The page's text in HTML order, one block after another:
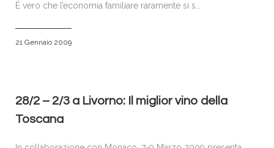
È vero che l’economia familiare raramente si s…
21 Gennaio 2009
28/2 – 2/3 a Livorno: Il miglior vino della
Toscana